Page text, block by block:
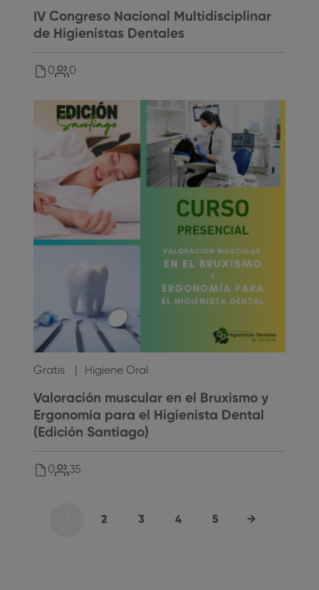
IV Congreso Nacional Multidisciplinar
de Higienistas Dentales
0 0
Gratis Higiene Oral
Valoración muscular en el Bruxismo y
Ergonomía para el Higienista Dental
(Edición Santiago)
0 35
2 3 4 5 →